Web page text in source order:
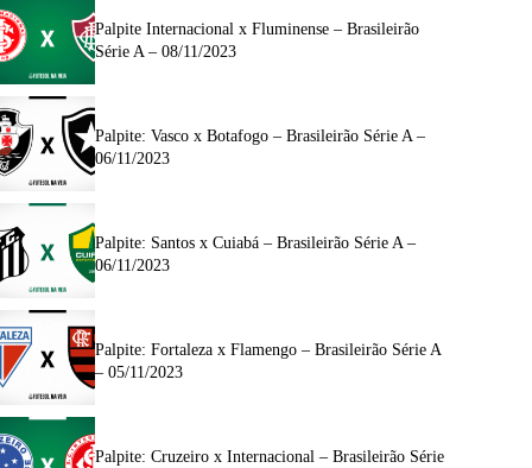
Palpite Internacional x Fluminense – Brasileirão
Série A – 08/11/2023
Palpite: Vasco x Botafogo – Brasileirão Série A –
06/11/2023
Palpite: Santos x Cuiabá – Brasileirão Série A –
06/11/2023
Palpite: Fortaleza x Flamengo – Brasileirão Série A
– 05/11/2023
Palpite: Cruzeiro x Internacional – Brasileirão Série